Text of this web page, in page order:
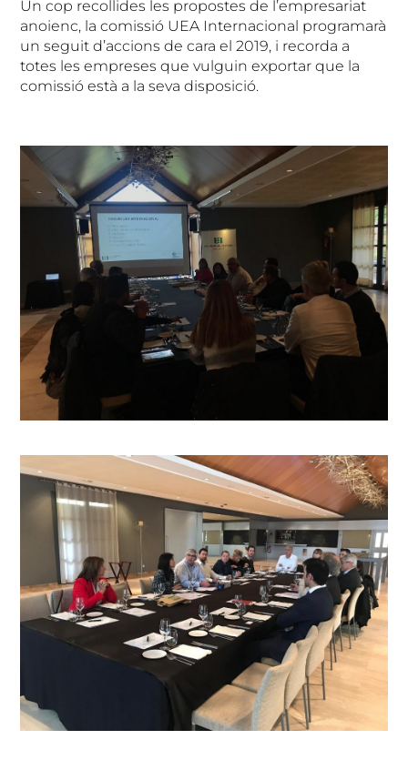
Un cop recollides les propostes de l’empresariat
anoienc, la comissió UEA Internacional programarà
un seguit d’accions de cara el 2019, i recorda a
totes les empreses que vulguin exportar que la
comissió està a la seva disposició.